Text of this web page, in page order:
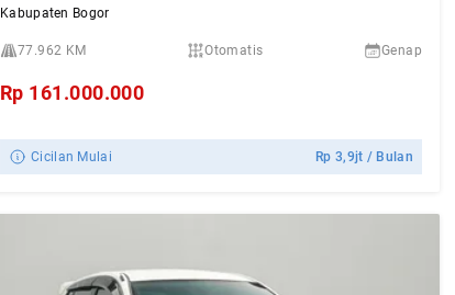
Kabupaten Bogor
77.962 KM Otomatis Genap
Rp 161.000.000
Cicilan Mulai Rp3,9jt / Bulan